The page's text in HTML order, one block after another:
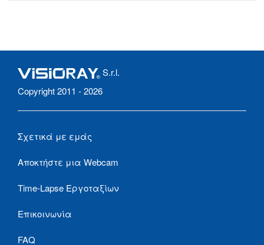
S.r.l.
Copyright 2011 - 2026
Σχετικά με εμάς
Αποκτήστε μια Webcam
Time-Lapse Εργοταξίων
Επικοινωνία
FAQ